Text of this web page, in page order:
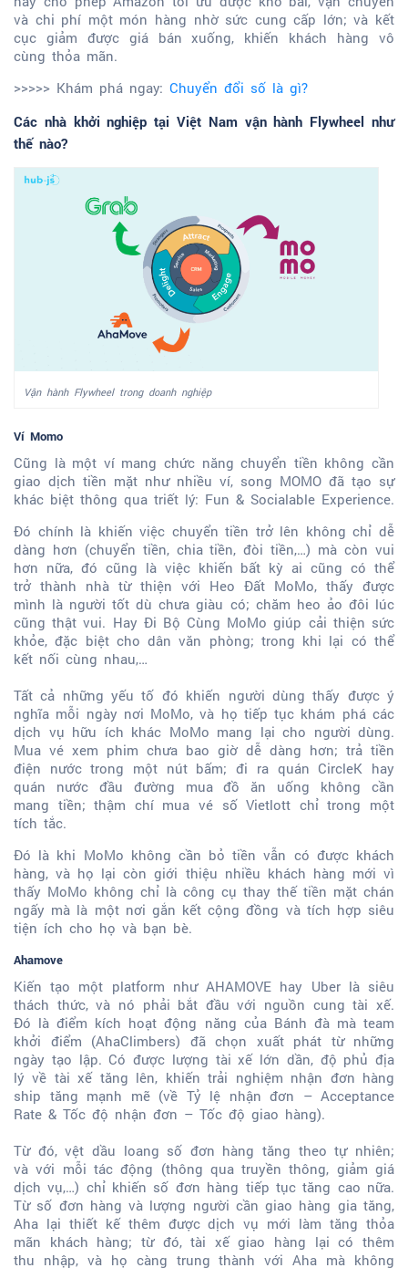
và chi phí một món hàng nhờ sức cung cấp lớn; và kết
cục giảm được giá bán xuống, khiến khách hàng vô
cùng thỏa mãn.
>>>>> Khám phá ngay: Chuyển đổi số là gì?
Các nhà khởi nghiệp tại Việt Nam vận hành Flywheel như
thế nào?
Vận hành Flywheel trong doanh nghiệp
Ví Momo
Cũng là một ví mang chức năng chuyển tiền không cần
giao dịch tiền mặt như nhiều ví, song MOMO đã tạo sự
khác biệt thông qua triết lý: Fun & Socialable Experience.
Đó chính là khiến việc chuyển tiền trở lên không chỉ dễ
dàng hơn (chuyển tiền, chia tiền, đòi tiền,…) mà còn vui
hơn nữa, đó cũng là việc khiến bất kỳ ai cũng có thể
trở thành nhà từ thiện với Heo Đất MoMo, thấy được
mình là người tốt dù chưa giàu có; chăm heo ảo đôi lúc
cũng thật vui. Hay Đi Bộ Cùng MoMo giúp cải thiện sức
khỏe, đặc biệt cho dân văn phòng; trong khi lại có thể
kết nối cùng nhau,…
Tất cả những yếu tố đó khiến người dùng thấy được ý
nghĩa mỗi ngày nơi MoMo, và họ tiếp tục khám phá các
dịch vụ hữu ích khác MoMo mang lại cho người dùng.
Mua vé xem phim chưa bao giờ dễ dàng hơn; trả tiền
điện nước trong một nút bấm; đi ra quán CircleK hay
quán nước đầu đường mua đồ ăn uống không cần
mang tiền; thậm chí mua vé số Vietlott chỉ trong một
tích tắc.
Đó là khi MoMo không cần bỏ tiền vẫn có được khách
hàng, và họ lại còn giới thiệu nhiều khách hàng mới vì
thấy MoMo không chỉ là công cụ thay thế tiền mặt chán
ngấy mà là một nơi gắn kết cộng đồng và tích hợp siêu
tiện ích cho họ và bạn bè.
Ahamove
Kiến tạo một platform như AHAMOVE hay Uber là siêu
thách thức, và nó phải bắt đầu với nguồn cung tài xế.
Đó là điểm kích hoạt động năng của Bánh đà mà team
khởi điểm (AhaClimbers) đã chọn xuất phát từ những
ngày tạo lập. Có được lượng tài xế lớn dần, độ phủ địa
lý về tài xế tăng lên, khiến trải nghiệm nhận đơn hàng
ship tăng mạnh mẽ (về Tỷ lệ nhận đơn – Acceptance
Rate & Tốc độ nhận đơn – Tốc độ giao hàng).
Từ đó, vệt dầu loang số đơn hàng tăng theo tự nhiên;
và với mỗi tác động (thông qua truyền thông, giảm giá
dịch vụ,…) chỉ khiến số đơn hàng tiếp tục tăng cao nữa.
Từ số đơn hàng và lượng người cần giao hàng gia tăng,
Aha lại thiết kế thêm được dịch vụ mới làm tăng thỏa
mãn khách hàng; từ đó, tài xế giao hàng lại có thêm
thu nhập, và họ càng trung thành với Aha mà không